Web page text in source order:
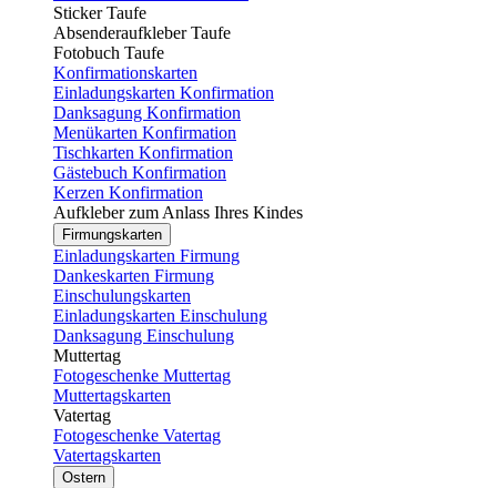
Sticker Taufe
Absenderaufkleber Taufe
Fotobuch Taufe
Konfirmationskarten
Einladungskarten Konfirmation
Danksagung Konfirmation
Menükarten Konfirmation
Tischkarten Konfirmation
Gästebuch Konfirmation
Kerzen Konfirmation
Aufkleber zum Anlass Ihres Kindes
Firmungskarten
Einladungskarten Firmung
Dankeskarten Firmung
Einschulungskarten
Einladungskarten Einschulung
Danksagung Einschulung
Muttertag
Fotogeschenke Muttertag
Muttertagskarten
Vatertag
Fotogeschenke Vatertag
Vatertagskarten
Ostern